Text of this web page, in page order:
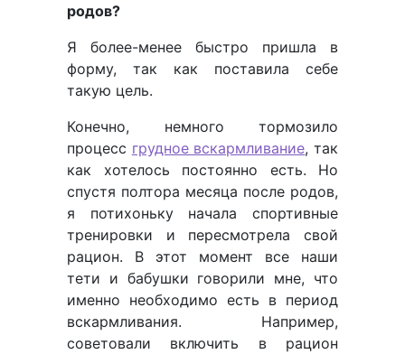
родов?
Я более-менее быстро пришла в
форму, так как поставила себе
такую цель.
Конечно, немного тормозило
процесс грудное вскармливание, так
как хотелось постоянно есть. Но
спустя полтора месяца после родов,
я потихоньку начала спортивные
тренировки и пересмотрела свой
рацион. В этот момент все наши
тети и бабушки говорили мне, что
именно необходимо есть в период
вскармливания. Например,
советовали включить в рацион